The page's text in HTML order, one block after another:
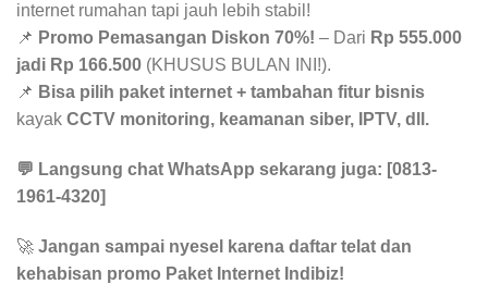
internet rumahan tapi jauh lebih stabil!
📌 Promo Pemasangan Diskon 70%! – Dari Rp 555.000
jadi Rp 166.500 (KHUSUS BULAN INI!).
📌 Bisa pilih paket internet + tambahan fitur bisnis
kayak CCTV monitoring, keamanan siber, IPTV, dll.
💬 Langsung chat WhatsApp sekarang juga: [0813-
1961-4320]
🚀 Jangan sampai nyesel karena daftar telat dan
kehabisan promo Paket Internet Indibiz!